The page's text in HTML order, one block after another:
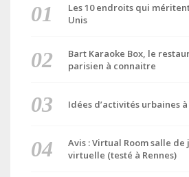
Les 10 endroits qui
Unis
Bart Karaoke Box, le
parisien à connaitre
Idées d’activités urbaines
Avis : Virtual Room salle
virtuelle (testé à Rennes)